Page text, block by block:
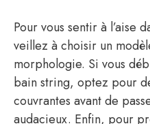
Pour vous sentir à l’aise
veillez à choisir un
morphologie. Si vous
bain string, optez pour
couvrantes avant de
audacieux. Enfin, pour